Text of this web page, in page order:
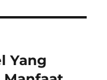
Yang